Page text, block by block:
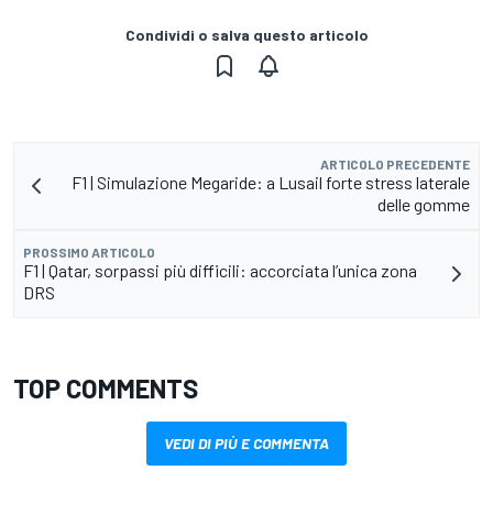
Condividi o salva questo articolo
ARTICOLO PRECEDENTE
F1 | Simulazione Megaride: a Lusail forte stress laterale
delle gomme
PROSSIMO ARTICOLO
F1 | Qatar, sorpassi più difficili: accorciata l’unica zona
DRS
TOP COMMENTS
VEDI DI PIÙ E COMMENTA